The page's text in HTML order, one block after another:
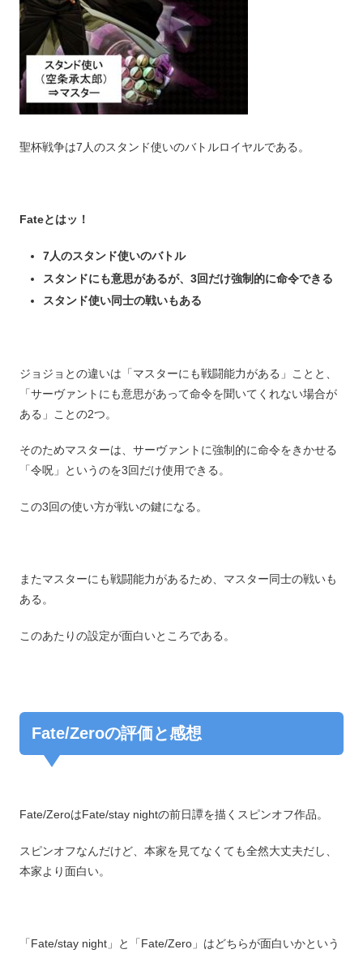
聖杯戦争は7人のスタンド使いのバトルロイヤルである。
Fateとはッ！
7人のスタンド使いのバトル
スタンドにも意思があるが、3回だけ強制的に命令できる
スタンド使い同士の戦いもある
ジョジョとの違いは「マスターにも戦闘能力がある」ことと、
「サーヴァントにも意思があって命令を聞いてくれない場合が
ある」ことの2つ。
そのためマスターは、サーヴァントに強制的に命令をきかせる
「令呪」というのを3回だけ使用できる。
この3回の使い方が戦いの鍵になる。
またマスターにも戦闘能力があるため、マスター同士の戦いも
ある。
このあたりの設定が面白いところである。
Fate/Zeroの評価と感想
Fate/ZeroはFate/stay nightの前日譚を描くスピンオフ作品。
スピンオフなんだけど、本家を見てなくても全然大丈夫だし、
本家より面白い。
「Fate/stay night」と「Fate/Zero」はどちらが面白いかという